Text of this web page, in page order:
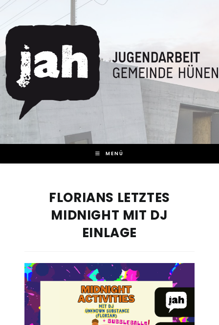
Zum
Inhalt
springen
MENÜ
FLORIANS LETZTES
MIDNIGHT MIT DJ
EINLAGE